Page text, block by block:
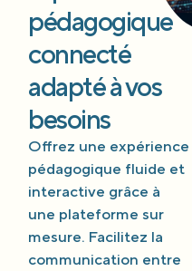
pédagogique
connecté
adapté à vos
besoins
Offrez une expérience
pédagogique fluide et
interactive grâce à
une plateforme sur
mesure. Facilitez la
communication entre